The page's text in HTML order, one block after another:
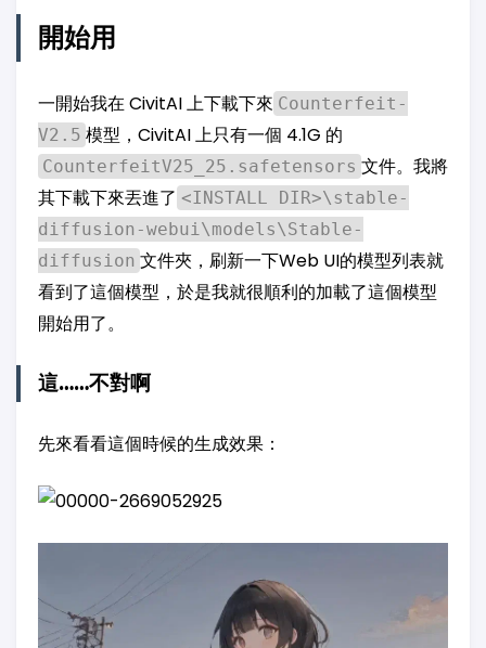
開始用
一開始我在 CivitAI 上下載下來 Counterfeit-
V2.5 模型，CivitAI 上只有一個 4.1G 的
CounterfeitV25_25.safetensors 文件。我將
其下載下來丟進了 <INSTALL DIR>\stable-
diffusion-webui\models\Stable-
diffusion 文件夾，刷新一下Web UI的模型列表就
看到了這個模型，於是我就很順利的加載了這個模型
開始用了。
這……不對啊
先來看看這個時候的生成效果：